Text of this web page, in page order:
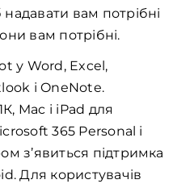
вам потрібні
вам потрібні.
у Word, Excel,
і OneNote.
Mac і iPad для
365 Personal і
з’явиться підтримка
Для користувачів